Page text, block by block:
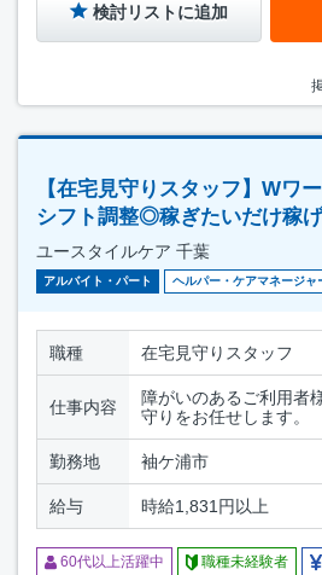
検討リストに追加
【在宅見守りスタッフ】Wワ
シフト調整◎稼ぎたいだけ稼
ユースタイルケア 千葉
アルバイト・パート ヘルパー・ケアマネージャ
職種 在宅見守りスタッフ
仕事内容
障がいのあるご利用者
守りをお任せします。
勤務地 袖ケ浦市
給与 時給1,831円以上
60代以上活躍中 職種未経験者